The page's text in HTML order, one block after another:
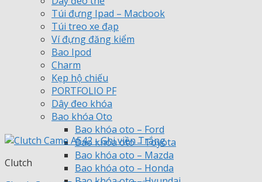
Túi đựng Ipad – Macbook
Túi treo xe đạp
Ví đựng đăng kiểm
Bao Ipod
Charm
Kẹp hộ chiếu
PORTFOLIO PF
Dây đeo khóa
Bao khóa Oto
Bao khóa oto – Ford
Bao khóa oto – Toyota
Bao khóa oto – Mazda
Bao khóa oto – Honda
Clutch